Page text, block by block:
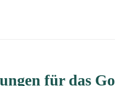
für das